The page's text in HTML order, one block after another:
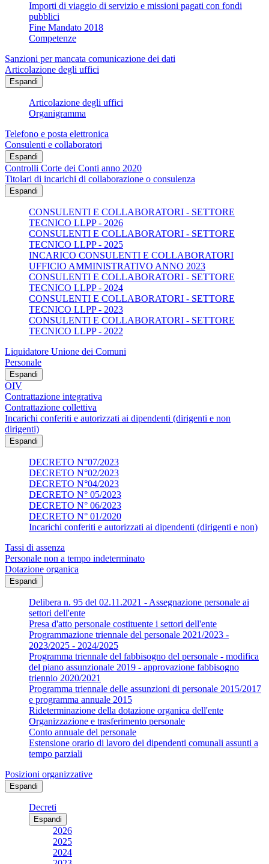
Importi di viaggio di servizio e missioni pagati con fondi
pubblici
Fine Mandato 2018
Competenze
Sanzioni per mancata comunicazione dei dati
Articolazione degli uffici
Espandi
Articolazione degli uffici
Organigramma
Telefono e posta elettronica
Consulenti e collaboratori
Espandi
Controlli Corte dei Conti anno 2020
Titolari di incarichi di collaborazione o consulenza
Espandi
CONSULENTI E COLLABORATORI - SETTORE
TECNICO LLPP - 2026
CONSULENTI E COLLABORATORI - SETTORE
TECNICO LLPP - 2025
INCARICO CONSULENTI E COLLABORATORI
UFFICIO AMMINISTRATIVO ANNO 2023
CONSULENTI E COLLABORATORI - SETTORE
TECNICO LLPP - 2024
CONSULENTI E COLLABORATORI - SETTORE
TECNICO LLPP - 2023
CONSULENTI E COLLABORATORI - SETTORE
TECNICO LLPP - 2022
Liquidatore Unione dei Comuni
Personale
Espandi
OIV
Contrattazione integrativa
Contrattazione collettiva
Incarichi conferiti e autorizzati ai dipendenti (dirigenti e non
dirigenti)
Espandi
DECRETO N°07/2023
DECRETO N°02/2023
DECRETO N°04/2023
DECRETO N° 05/2023
DECRETO N° 06/2023
DECRETO N° 01/2020
Incarichi conferiti e autorizzati ai dipendenti (dirigenti e non)
Tassi di assenza
Personale non a tempo indeterminato
Dotazione organica
Espandi
Delibera n. 95 del 02.11.2021 - Assegnazione personale ai
settori dell'ente
Presa d'atto personale costituente i settori dell'ente
Programmazione triennale del personale 2021/2023 -
2023/2025 - 2024/2025
Programma triennale del fabbisogno del personale - modifica
del piano assunzionale 2019 - approvazione fabbisogno
triennio 2020/2021
Programma triennale delle assunzioni di personale 2015/2017
e programma annuale 2015
Rideterminazione della dotazione organica dell'ente
Organizzazione e trasferimento personale
Conto annuale del personale
Estensione orario di lavoro dei dipendenti comunali assunti a
tempo parziali
Posizioni organizzative
Espandi
Decreti
Espandi
2026
2025
2024